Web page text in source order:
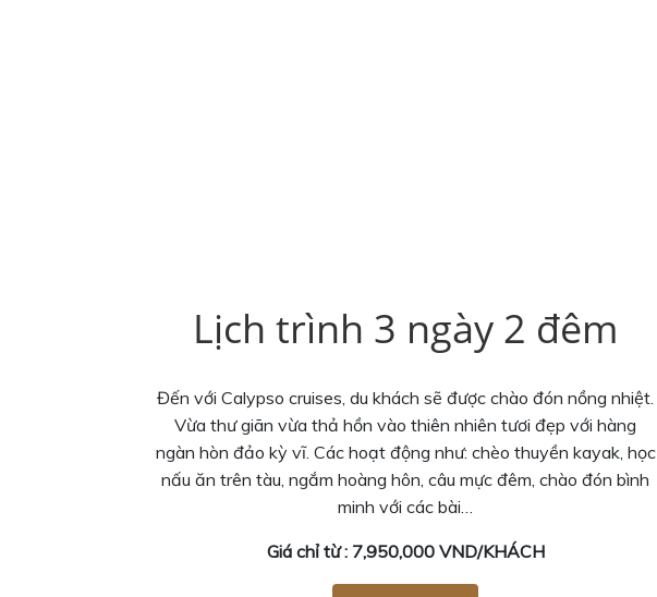
Lịch trình 3 ngày 2 đêm
Đến với Calypso cruises, du khách sẽ được chào đón nồng nhiệt.
Vừa thư giãn vừa thả hồn vào thiên nhiên tươi đẹp với hàng
ngàn hòn đảo kỳ vĩ. Các hoạt động như: chèo thuyền kayak, học
nấu ăn trên tàu, ngắm hoàng hôn, câu mực đêm, chào đón bình
minh với các bài…
Giá chỉ từ : 7,950,000 VND/KHÁCH